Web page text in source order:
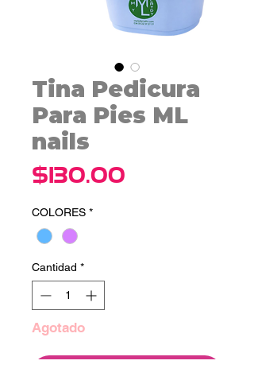
Tina Pedicura
Para Pies ML
nails
$130.00
COLORES *
Cantidad *
Agotado